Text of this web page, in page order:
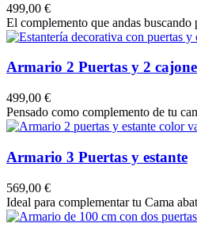
499,00 €
El complemento que andas buscando
Armario 2 Puertas y 2
499,00 €
Pensado como complemento de tu
Armario 3 Puertas y estante
569,00 €
Ideal para complementar tu Cama